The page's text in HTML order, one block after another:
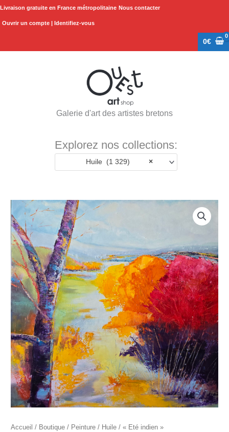
Aller
Livraison gratuite en France métropolitaine Nous contacter
Ouvrir un compte | Identifiez-vous
0€
Galerie d'art des artistes bretons
Explorez nos collections:
×
Huile (1 329)
Accueil / Boutique / Peinture / Huile / « Eté indien »
quantité
de
"Eté
indien"